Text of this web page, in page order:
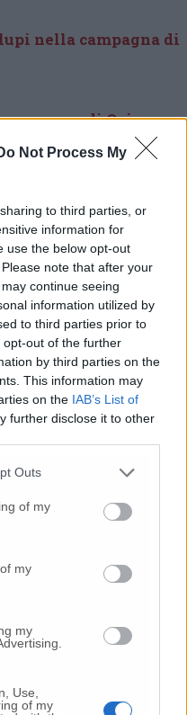
Not Process My
to third parties, or
information for
use the below opt-out
note that after your
continue seeing
information utilized by
to third parties prior to
out of the further
by third parties on the
This information may
on the IAB’s List of
further disclose it to other
Outs
of my
my
my
Use,
of my
nella campagna di
di Osimo
da soli
e lasciati al
due educatrici
femminicidio: